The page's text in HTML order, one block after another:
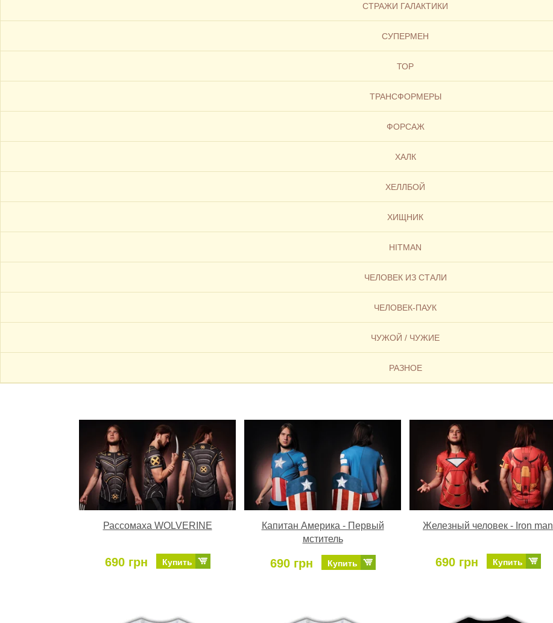
СТРАЖИ ГАЛАКТИКИ
СУПЕРМЕН
ТОР
ТРАНСФОРМЕРЫ
ФОРСАЖ
ХАЛК
ХЕЛЛБОЙ
ХИЩНИК
HITMAN
ЧЕЛОВЕК ИЗ СТАЛИ
ЧЕЛОВЕК-ПАУК
ЧУЖОЙ / ЧУЖИЕ
РАЗНОЕ
Рассомаха WOLVERINE
690 грн Купить
Капитан Америка - Первый
мститель
690 грн Купить
Железный человек - Iron man
690 грн Купить